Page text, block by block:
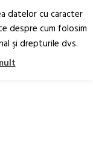
RO EN
datelor cu caracter
despre cum folosim
şi drepturile dvs.